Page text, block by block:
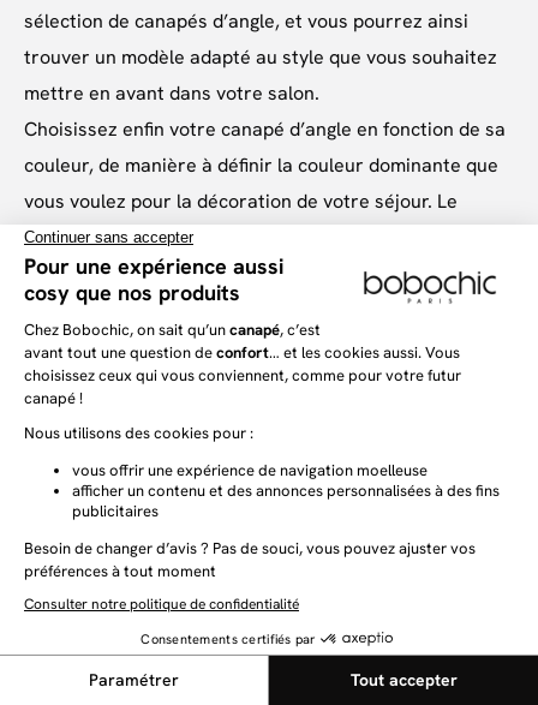
sélection de canapés d’angle, et vous pourrez ainsi
trouver un modèle adapté au style que vous souhaitez
mettre en avant dans votre salon.
Choisissez enfin votre canapé d’angle en fonction de sa
couleur, de manière à définir la couleur dominante que
vous voulez pour la décoration de votre séjour. Le
canapé d’angle prenant beaucoup de place dans des
espaces réduits comme le sont bien souvent les salons,
il pourra par sa seule présence redéfinir totalement
l’atmosphère décorative de votre salon.
Comment aménager son salon avec un
canapé d’angle ?
L’aménagement d’un salon n’est pas à prendre à la
légère. Il s’agit en effet d’une pièce à vivre
fondamentale dans une maison ou dans un
appartement, et sa décoration requiert un certain sens
de l’harmonie et de l’équilibre. L’essentiel est de ne pas
surcharger votre séjour avec des meubles dont vous
n’aurez pas l’utilité au quotidien. Votre salon doit